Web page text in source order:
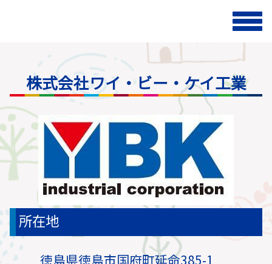
株式会社ワイ・ビー・ケイ工業
所在地
徳島県徳島市国府町延命385-1